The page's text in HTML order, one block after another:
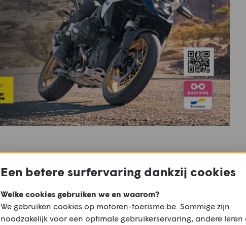
Een betere surfervaring dankzij cookies
Welke cookies gebruiken we en waarom?
We gebruiken cookies op motoren-toerisme.be. Sommige zijn
noodzakelijk voor een optimale gebruikerservaring, andere leren